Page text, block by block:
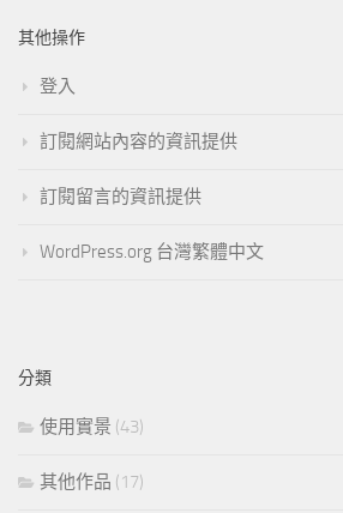
其他操作
登入
訂閱網站內容的資訊提供
訂閱留言的資訊提供
WordPress.org 台灣繁體中文
分類
使用實景 (43)
其他作品 (17)